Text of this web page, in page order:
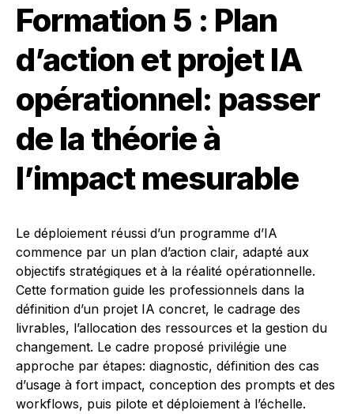
Formation 5 : Plan
d’action et projet IA
opérationnel: passer
de la théorie à
l’impact mesurable
Le déploiement réussi d’un programme d’IA
commence par un plan d’action clair, adapté aux
objectifs stratégiques et à la réalité opérationnelle.
Cette formation guide les professionnels dans la
définition d’un projet IA concret, le cadrage des
livrables, l’allocation des ressources et la gestion du
changement. Le cadre proposé privilégie une
approche par étapes: diagnostic, définition des cas
d’usage à fort impact, conception des prompts et des
workflows, puis pilote et déploiement à l’échelle.